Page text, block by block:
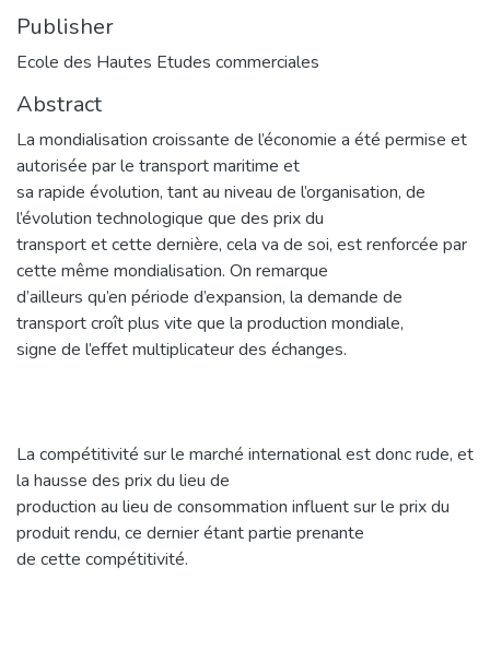
Publisher
Ecole des Hautes Etudes commerciales
Abstract
La mondialisation croissante de l’économie a été permise et
autorisée par le transport maritime et
sa rapide évolution, tant au niveau de l’organisation, de
l’évolution technologique que des prix du
transport et cette dernière, cela va de soi, est renforcée par
cette même mondialisation. On remarque
d’ailleurs qu’en période d’expansion, la demande de
transport croît plus vite que la production mondiale,
signe de l’effet multiplicateur des échanges.
La compétitivité sur le marché international est donc rude, et
la hausse des prix du lieu de
production au lieu de consommation influent sur le prix du
produit rendu, ce dernier étant partie prenante
de cette compétitivité.